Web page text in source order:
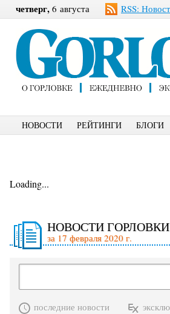
четверг, 6 августа RSS:
НОВОСТИ РЕЙТИНГИ БЛОГИ
Loading...
НОВОСТИ
за 17 февраля 2020 г.
последние новости